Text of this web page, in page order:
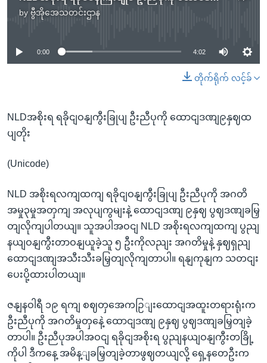
by ဗွီအိုအေသတင်းဌာန
No media source currently available
0:00 4:02
တိုက်ရိုက် လင့်ခ်
NLDအစိုးရ ရခိုငျဝနျကွီးခြုပျ ဦးညီပုကို ထောငျဒဏျ၉နှဈထ
ပျတိုး
(Unicode)
NLD အစိုးရလကျထကျ ရခိုငျဝနျကွီးခြုပျ ဦးညီပုကို အဂတိ
အမှု၃မှုအတှကျ အလုပျကွမျးနဲ့ ထောငျဒဏျ ၉နှဈ ပွဈဒဏျခမြှ
တျလိုကျပါတယျ။ သူအပါအဝငျ NLD အစိုးရလကျထကျ ပွညျ
နယျဝနျကွီးတာဝနျယူခဲ့သူ ၅ ဦးကိုလညျး အဂတိမှုနဲ့ နှဈရှညျ
ထောငျဒဏျအသီးသီးခမြှတျလိုကျတာပါ။ ရနျကုနျက သတငျး
ပေးပို့ထားပါတယျ။
ဇနျနဝါရီ ၁၉ ရကျ စဈတှအေကဉြျးထောငျအထူးတရားရုံးက
ဦးညီပုကို အဂတိမှုတှနေဲ့ ထောငျဒဏျ ၉နှဈ ပွဈဒဏျခမြှတျခဲ့
တာပါ။ ဦးညီပုအပါအဝငျ ရခိုငျအစိုးရ ပွညျနယျဝနျကွီးတခြို့
ကိုပါ ဒီကနေ့ အမိန့ျခမြှတျခဲ့တာဖွဈတယျလို့ ရှေ့နတေဦးက